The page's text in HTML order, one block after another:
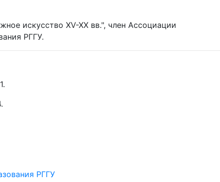
искусство XV-XX вв.", член Ассоциации
РГГУ.
РГГУ